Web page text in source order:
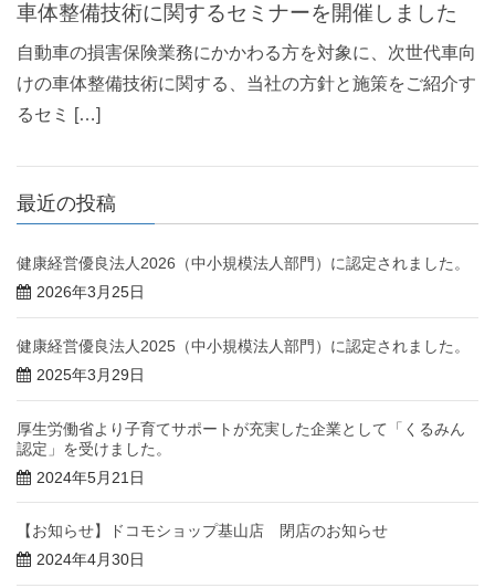
車体整備技術に関するセミナーを開催しました
自動車の損害保険業務にかかわる方を対象に、次世代車向
けの車体整備技術に関する、当社の方針と施策をご紹介す
るセミ […]
最近の投稿
健康経営優良法人2026（中小規模法人部門）に認定されました。
2026年3月25日
健康経営優良法人2025（中小規模法人部門）に認定されました。
2025年3月29日
厚生労働省より子育てサポートが充実した企業として「くるみん
認定」を受けました。
2024年5月21日
【お知らせ】ドコモショップ基山店 閉店のお知らせ
2024年4月30日